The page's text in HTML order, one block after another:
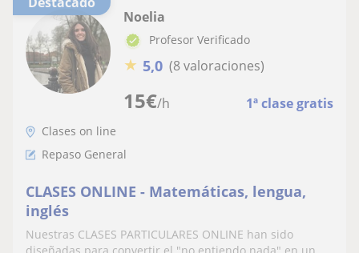
15€/h 1ª clase gratis
Noelia
Profesor Verificado
★ 5,0 (8 valoraciones)
Clases on line
Repaso General
CLASES ONLINE - Matemáticas, lengua,
inglés
Nuestras CLASES PARTICULARES ONLINE han sido
diseñadas para convertir el "no entiendo nada" en un